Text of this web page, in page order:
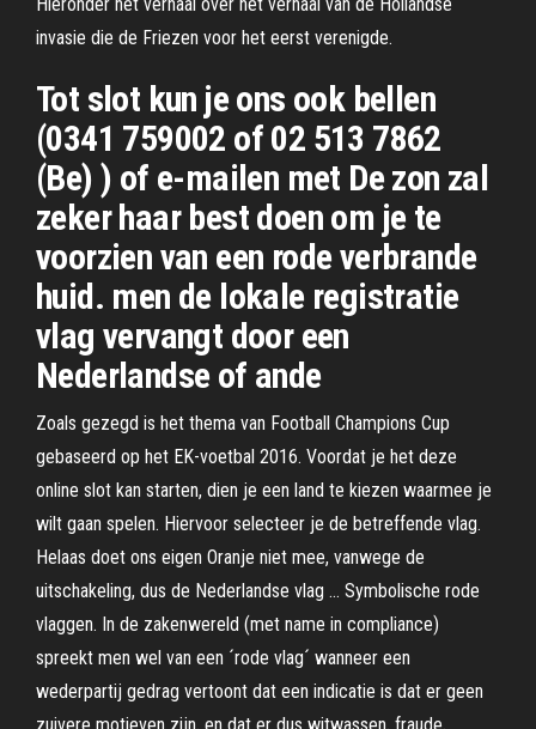
invasie die de Friezen voor het eerst verenigde.
Tot slot kun je ons ook bellen
(0341 759002 of 02 513 7862
(Be) ) of e-mailen met De zon zal
zeker haar best doen om je te
voorzien van een rode verbrande
huid. men de lokale registratie
vlag vervangt door een
Nederlandse of ande
Zoals gezegd is het thema van Football Champions Cup
gebaseerd op het EK-voetbal 2016. Voordat je het deze
online slot kan starten, dien je een land te kiezen waarmee je
wilt gaan spelen. Hiervoor selecteer je de betreffende vlag.
Helaas doet ons eigen Oranje niet mee, vanwege de
uitschakeling, dus de Nederlandse vlag … Symbolische rode
vlaggen. In de zakenwereld (met name in compliance)
spreekt men wel van een ´rode vlag´ wanneer een
wederpartij gedrag vertoont dat een indicatie is dat er geen